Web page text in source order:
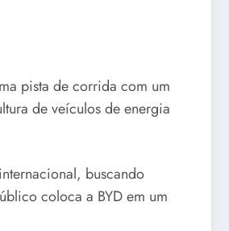
pista de corrida com um
de veículos de energia
buscando
coloca a BYD em um